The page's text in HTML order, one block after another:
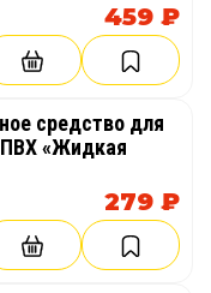
459 ₽
средство для
«Жидкая
279 ₽